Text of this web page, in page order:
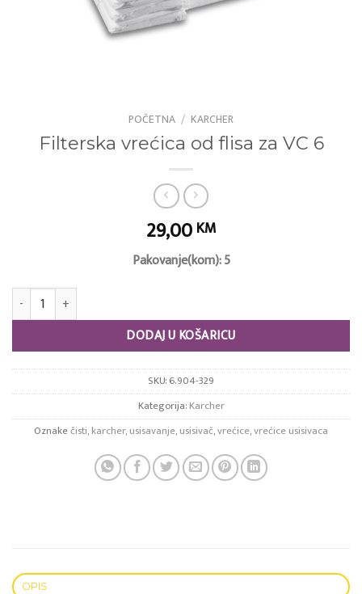
POČETNA / KARCHER
Filterska vrećica od flisa za VC 6
29,00 KM
Pakovanje(kom): 5
Filterska vrećica od flisa za VC 6 količina
DODAJ U KOŠARICU
SKU:6.904-329
Kategorija:Karcher
Oznakečisti,karcher,usisavanje,usisivač,vrećice,vrećice usisivaca
OPIS